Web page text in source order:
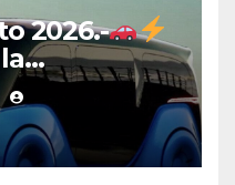
2026.-
con
junto